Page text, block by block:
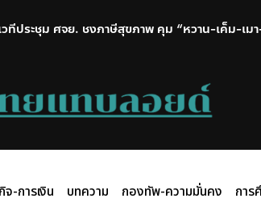
วทีประชุม ศจย. ชงภาษีสุขภาพ คุม “หวาน-เค็ม-เม
ไม่เข็ดคุก! หนุ่ม 42 เพิ่งพ้นโทษไม่ถึงเดือน เจอตำ
จ-การเงิน บทความ กองทัพ-ความมั่นคง การ